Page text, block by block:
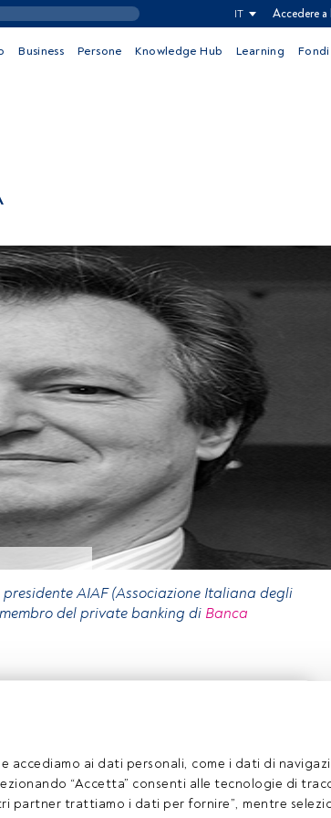
accediamo ai dati personali, come i dati di
“Accetta” consenti alle tecnologie di
partner trattiamo i dati per fornire”, mentre
IT Accedere a
Business Persone Knowledge Hub Learning Fondi
presidente AIAF (Associazione Italiana degli
del private banking di Banca
hai ancora un account, ti invitiamo a
a FundsPeople